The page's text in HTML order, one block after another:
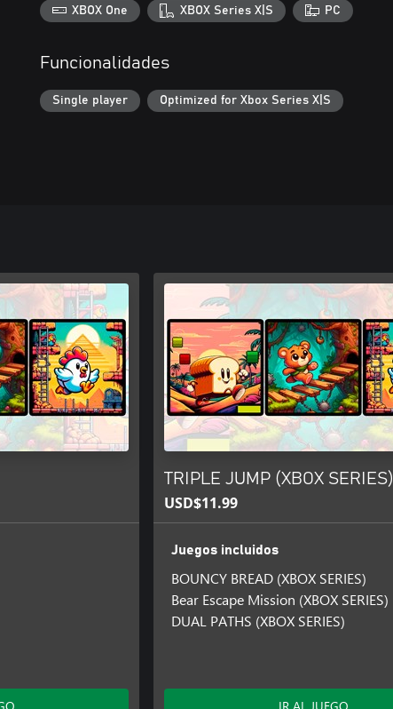
XBOX One XBOX Series X|S PC
Funcionalidades
Single player Optimized for Xbox Series X|S
TRIPLE JUMP (XBOX SERIES)
USD$11.99
Juegos incluidos
BOUNCY BREAD (XBOX SERIES)
Bear Escape Mission (XBOX SERIES)
DUAL PATHS (XBOX SERIES)